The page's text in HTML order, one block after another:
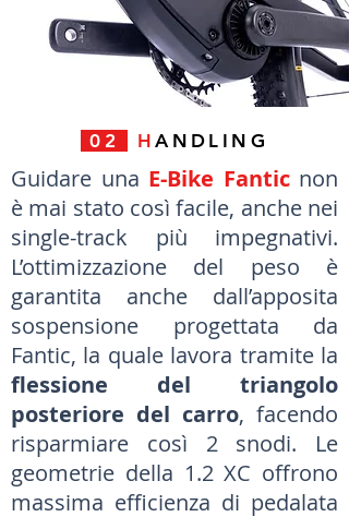
02 HANDLING
Guidare una E-Bike Fanticnon
è mai stato così facile, anche nei
single-track più impegnativi.
L’ottimizzazione del peso è
garantita anche dall’apposita
sospensione progettata da
Fantic, la quale lavora tramite la
flessione del triangolo
posteriore del carro, facendo
risparmiare così 2 snodi. Le
geometrie della 1.2 XC offrono
massima efficienza di pedalata